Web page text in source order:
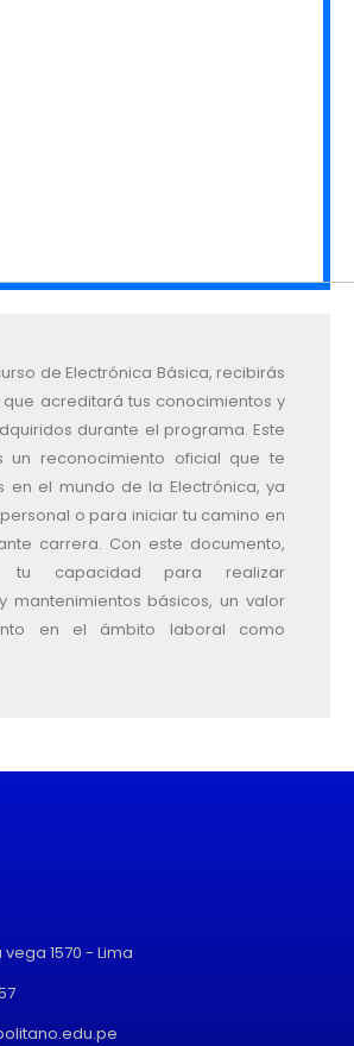
de Electrónica Básica, recibirás
acreditará tus conocimientos y
durante el programa. Este
un reconocimiento oficial que te
en el mundo de la Electrónica, ya
o para iniciar tu camino en
carrera. Con este documento,
tu capacidad para realizar
mantenimientos básicos, un valor
en el ámbito laboral como
1570 - Lima